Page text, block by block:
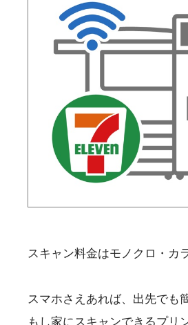
スキャン料金はモノクロ・カ
スマホさえあれば、出先でも
もし家にスキャンできるプリ